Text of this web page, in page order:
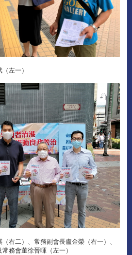
左一）
右二）、常務副會長盧金榮（右一）、
務會董徐晉暉（左一）